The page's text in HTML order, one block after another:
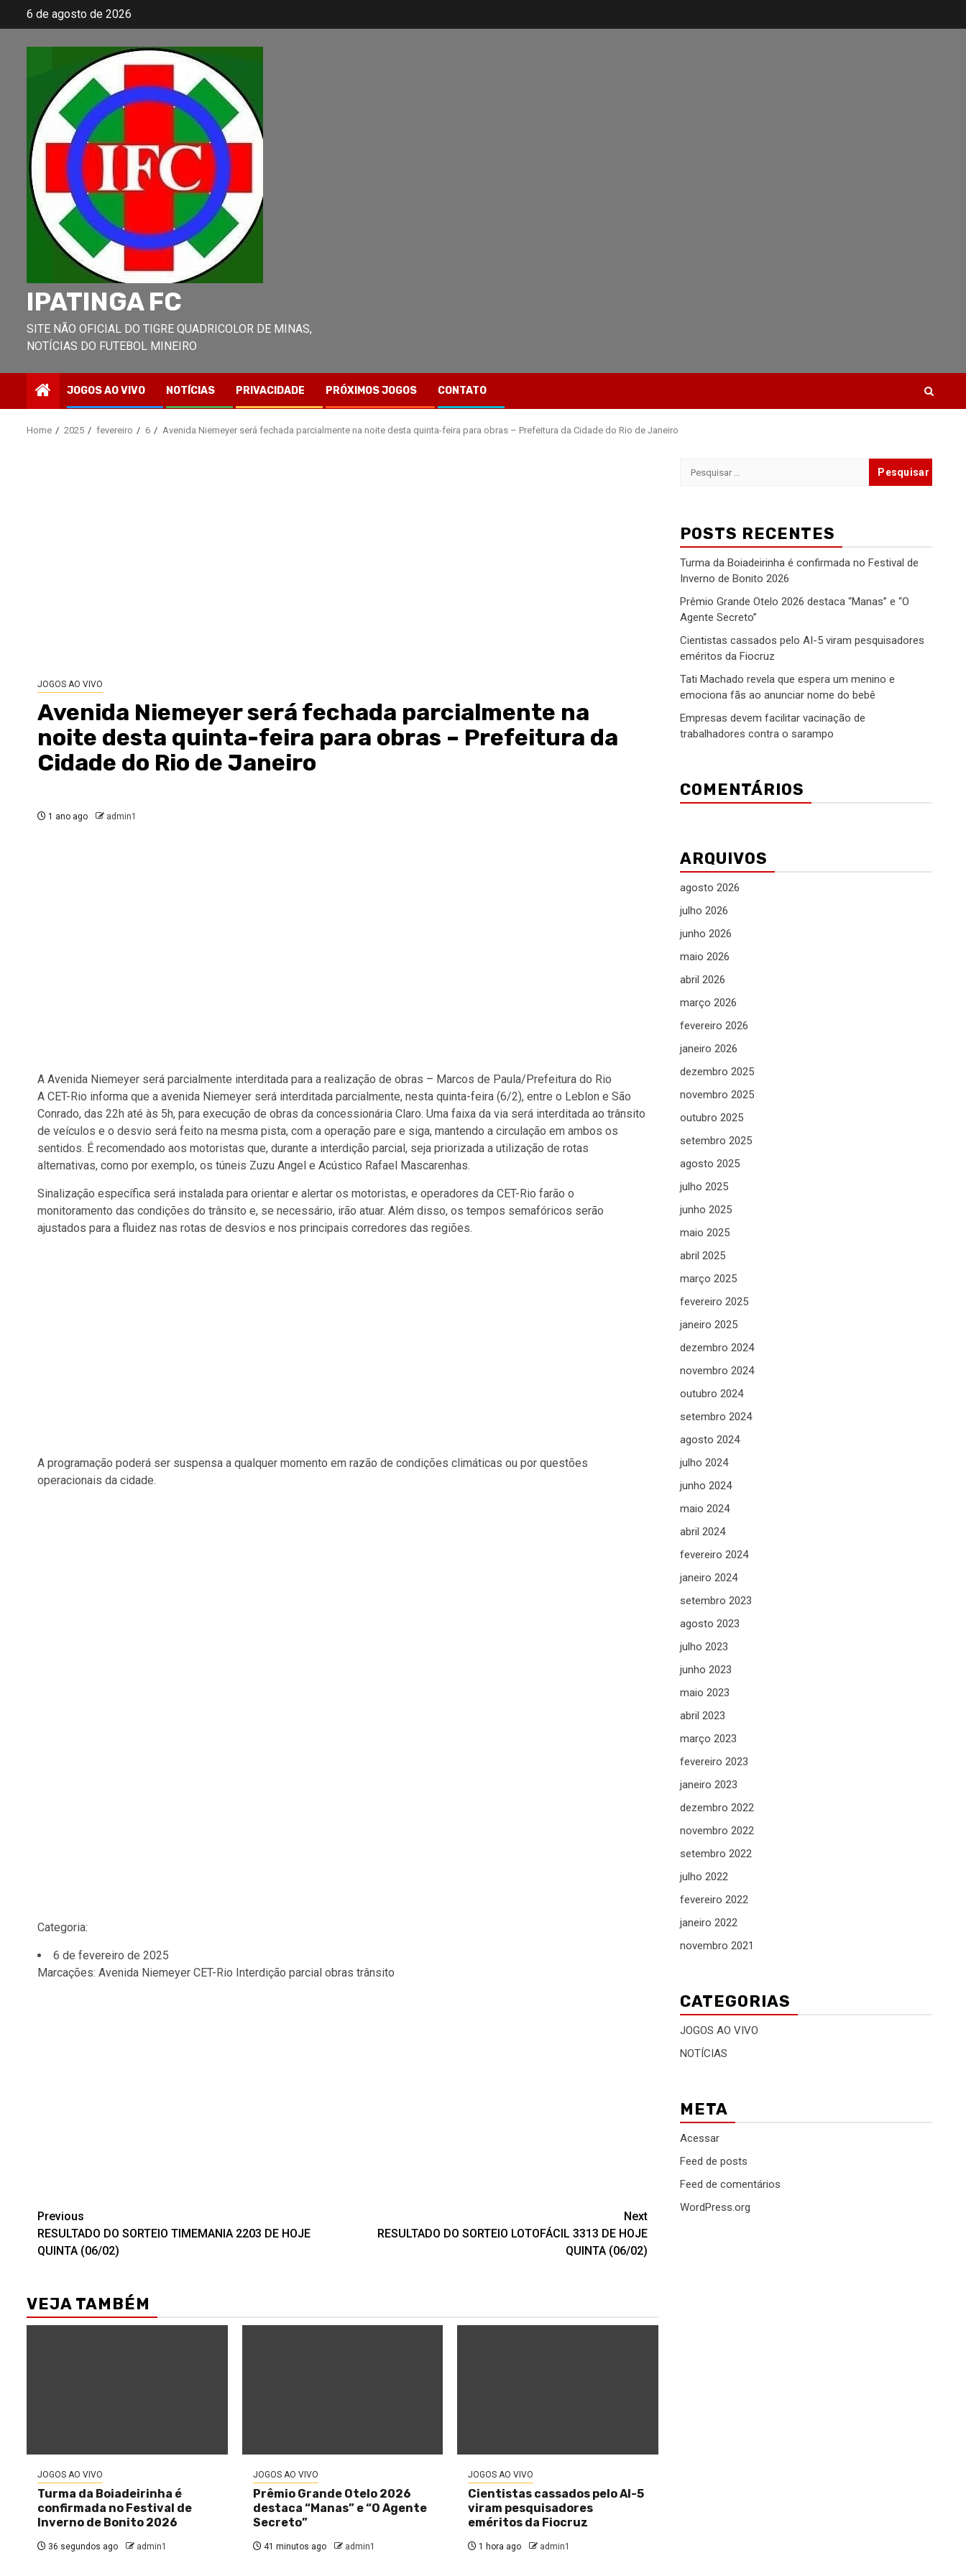
6 de agosto de 2026
IPATINGA FC
SITE NÃO OFICIAL DO TIGRE QUADRICOLOR DE MINAS,
NOTÍCIAS DO FUTEBOL MINEIRO
JOGOS AO VIVO NOTÍCIAS PRIVACIDADE PRÓXIMOS JOGOS CONTATO
Home 2025 fevereiro 6 Avenida Niemeyer será fechada parcialmente na noite desta quinta-feira para obras – Prefeitura da Cidade do Rio de Janeiro
JOGOS AO VIVO
Avenida Niemeyer será fechada parcialmente na
noite desta quinta-feira para obras – Prefeitura da
Cidade do Rio de Janeiro
1 ano ago admin1
A Avenida Niemeyer será parcialmente interditada para a realização de obras – Marcos de Paula/Prefeitura do Rio
A CET-Rio informa que a avenida Niemeyer será interditada parcialmente, nesta quinta-feira (6/2), entre o Leblon e São
Conrado, das 22h até às 5h, para execução de obras da concessionária Claro. Uma faixa da via será interditada ao trânsito
de veículos e o desvio será feito na mesma pista, com a operação pare e siga, mantendo a circulação em ambos os
sentidos. É recomendado aos motoristas que, durante a interdição parcial, seja priorizada a utilização de rotas
alternativas, como por exemplo, os túneis Zuzu Angel e Acústico Rafael Mascarenhas.
Sinalização específica será instalada para orientar e alertar os motoristas, e operadores da CET-Rio farão o
monitoramento das condições do trânsito e, se necessário, irão atuar. Além disso, os tempos semafóricos serão
ajustados para a fluidez nas rotas de desvios e nos principais corredores das regiões.
A programação poderá ser suspensa a qualquer momento em razão de condições climáticas ou por questões
operacionais da cidade.
Categoria:
6 de fevereiro de 2025
Marcações: Avenida Niemeyer CET-Rio Interdição parcial obras trânsito
Post
navigation
Previous
RESULTADO DO SORTEIO TIMEMANIA 2203 DE HOJE
QUINTA (06/02)
Next
RESULTADO DO SORTEIO LOTOFÁCIL 3313 DE HOJE
QUINTA (06/02)
VEJA TAMBÉM
JOGOS AO VIVO
Turma da Boiadeirinha é
confirmada no Festival de
Inverno de Bonito 2026
36 segundos ago admin1
JOGOS AO VIVO
Prêmio Grande Otelo 2026
destaca “Manas” e “O Agente
Secreto”
41 minutos ago admin1
JOGOS AO VIVO
Cientistas cassados pelo AI-5
viram pesquisadores
eméritos da Fiocruz
1 hora ago admin1
Pesquisar
POSTS RECENTES
Turma da Boiadeirinha é confirmada no Festival de
Inverno de Bonito 2026
Prêmio Grande Otelo 2026 destaca “Manas” e “O
Agente Secreto”
Cientistas cassados pelo AI-5 viram pesquisadores
eméritos da Fiocruz
Tati Machado revela que espera um menino e
emociona fãs ao anunciar nome do bebê
Empresas devem facilitar vacinação de
trabalhadores contra o sarampo
COMENTÁRIOS
ARQUIVOS
agosto 2026
julho 2026
junho 2026
maio 2026
abril 2026
março 2026
fevereiro 2026
janeiro 2026
dezembro 2025
novembro 2025
outubro 2025
setembro 2025
agosto 2025
julho 2025
junho 2025
maio 2025
abril 2025
março 2025
fevereiro 2025
janeiro 2025
dezembro 2024
novembro 2024
outubro 2024
setembro 2024
agosto 2024
julho 2024
junho 2024
maio 2024
abril 2024
fevereiro 2024
janeiro 2024
setembro 2023
agosto 2023
julho 2023
junho 2023
maio 2023
abril 2023
março 2023
fevereiro 2023
janeiro 2023
dezembro 2022
novembro 2022
setembro 2022
julho 2022
fevereiro 2022
janeiro 2022
novembro 2021
CATEGORIAS
JOGOS AO VIVO
NOTÍCIAS
META
Acessar
Feed de posts
Feed de comentários
WordPress.org